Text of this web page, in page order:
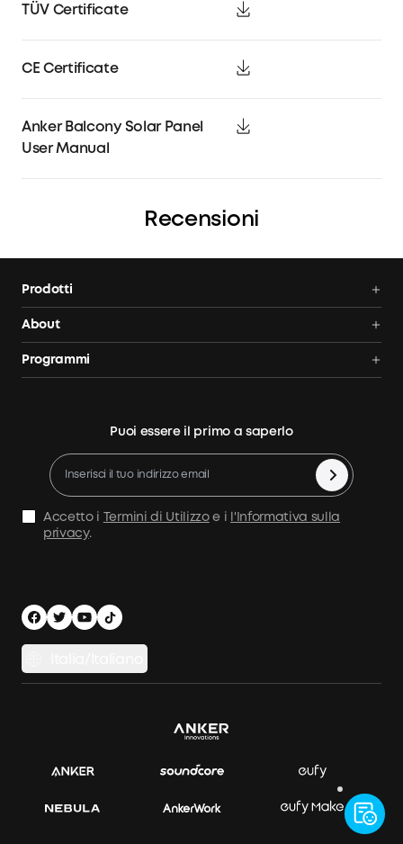
TÜV Certificate
CE Certificate
Anker Balcony Solar Panel
User Manual
Recensioni
Prodotti
Pannelli solari
About
Tracking ordine
Politica di rimborso
Annullamento ordine
Condizioni d'Uso
Sicurezza e privacy
Programmi
10% di Cashback
Puoi essere il primo a saperlo
Accetto i Termini di Utilizzoe i
l'Informativa sulla
privacy.